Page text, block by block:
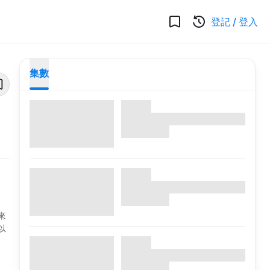
登記 / 登入
集數